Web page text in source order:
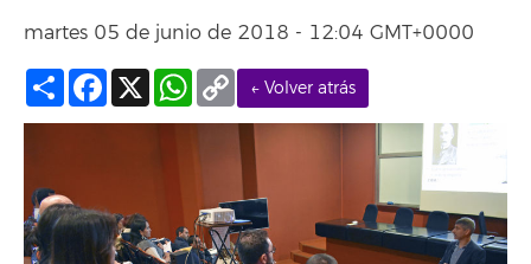
martes 05 de junio de 2018 - 12:04 GMT+0000
← Volver atrás
Compartir
Facebook
X WhatsApp
Copy
Link